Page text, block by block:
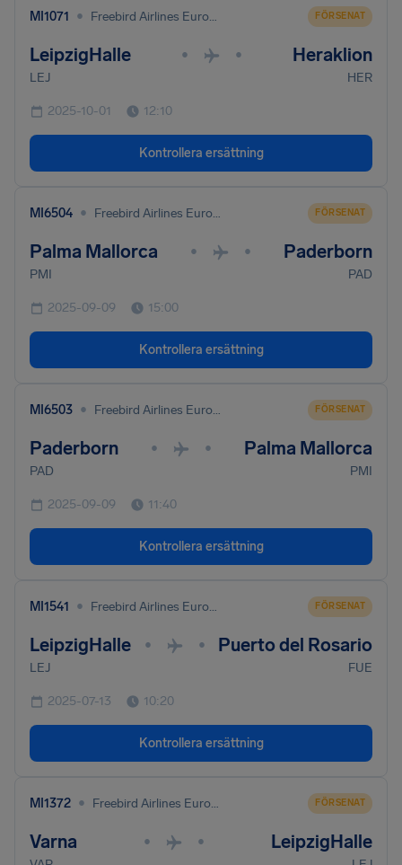
MI1071 • Freebird Airlines Europe Ltd FÖRSENAT
LeipzigHalle • • Heraklion
LEJ HER
2025-10-01 12:10
Kontrollera ersättning
MI6504 • Freebird Airlines Europe Ltd FÖRSENAT
Palma Mallorca • • Paderborn
PMI PAD
2025-09-09 15:00
Kontrollera ersättning
MI6503 • Freebird Airlines Europe Ltd FÖRSENAT
Paderborn • • Palma Mallorca
PAD PMI
2025-09-09 11:40
Kontrollera ersättning
MI1541 • Freebird Airlines Europe Ltd FÖRSENAT
LeipzigHalle • • Puerto del Rosario
LEJ FUE
2025-07-13 10:20
Kontrollera ersättning
MI1372 • Freebird Airlines Europe Ltd FÖRSENAT
Varna • • LeipzigHalle